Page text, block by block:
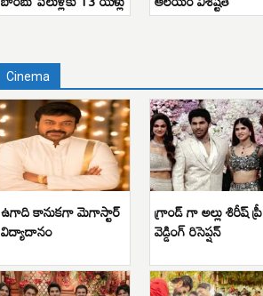
Cinema
ఉగాది కానుకగా మెగాస్టార్
విద్యాదానం
గ్రాండ్ గా అల్లు శిరీష్ ప్రీ
వెడ్డింగ్ రిసెప్షన్